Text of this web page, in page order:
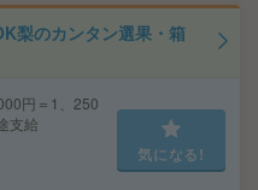
梨のカンタン選果・箱
円＝1、250
支給
気になる!